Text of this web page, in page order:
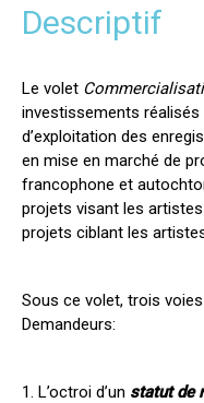
Anchor : Descriptif
Descriptif
Le volet
investissements
d’exploitation des
en mise en marché de
francophone et
projets visant les
projets ciblant les
Sous ce volet, trois
Demandeurs:
1. L’octroi d’un statut de